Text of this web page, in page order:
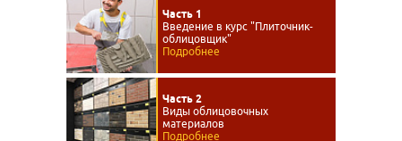
Часть 1
Введение в курс "Плиточник-
облицовщик"
Подробнее
Часть 2
Виды облицовочных
материалов
Подробнее